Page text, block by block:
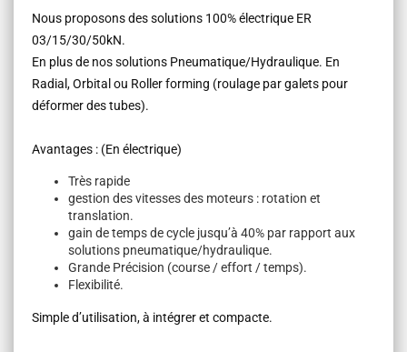
Nous proposons des solutions 100% électrique ER
03/15/30/50kN.
En plus de nos solutions Pneumatique/Hydraulique. En
Radial, Orbital ou Roller forming (roulage par galets pour
déformer des tubes).
Avantages : (En électrique)
Très rapide
gestion des vitesses des moteurs : rotation et
translation.
gain de temps de cycle jusqu’à 40% par rapport aux
solutions pneumatique/hydraulique.
Grande Précision (course / effort / temps).
Flexibilité.
Simple d’utilisation, à intégrer et compacte.